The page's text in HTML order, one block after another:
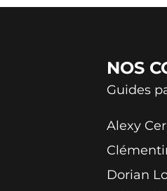
NOS
Guides
Alexy
Dorian